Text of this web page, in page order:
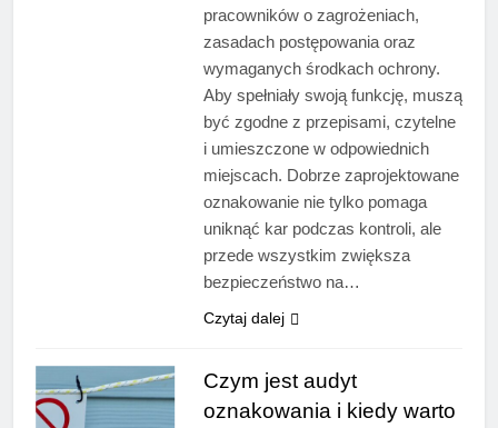
pracowników o zagrożeniach,
zasadach postępowania oraz
wymaganych środkach ochrony.
Aby spełniały swoją funkcję, muszą
być zgodne z przepisami, czytelne
i umieszczone w odpowiednich
miejscach. Dobrze zaprojektowane
oznakowanie nie tylko pomaga
uniknąć kar podczas kontroli, ale
przede wszystkim zwiększa
bezpieczeństwo na…
Czytaj dalej
Czym jest audyt
oznakowania i kiedy warto